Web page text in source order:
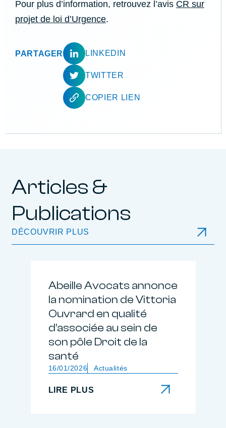
Pour plus d’information, retrouvez l’avis CR sur
projet de loi d’Urgence.
PARTAGER LINKEDIN
TWITTER
COPIER LIEN
Articles &
Publications
DÉCOUVRIR PLUS
Abeille Avocats annonce
la nomination de Vittoria
Ouvrard en qualité
d’associée au sein de
son pôle Droit de la
santé
16/01/2026 Actualités
LIRE PLUS